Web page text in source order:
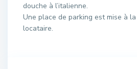
douche à l’italienne.
Une place de parking est mise à
locataire.